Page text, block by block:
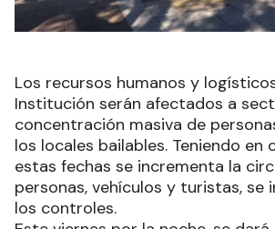
Los recursos humanos y
Institución serán afectados a
concentración masiva de
los locales bailables. Teniendo en
estas fechas se incrementa la
personas, vehículos y turistas, se
los controles.